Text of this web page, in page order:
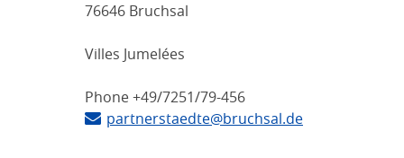
76646 Bruchsal
Villes Jumelées
Phone +49/7251/79-456
partnerstaedte@bruchsal.de